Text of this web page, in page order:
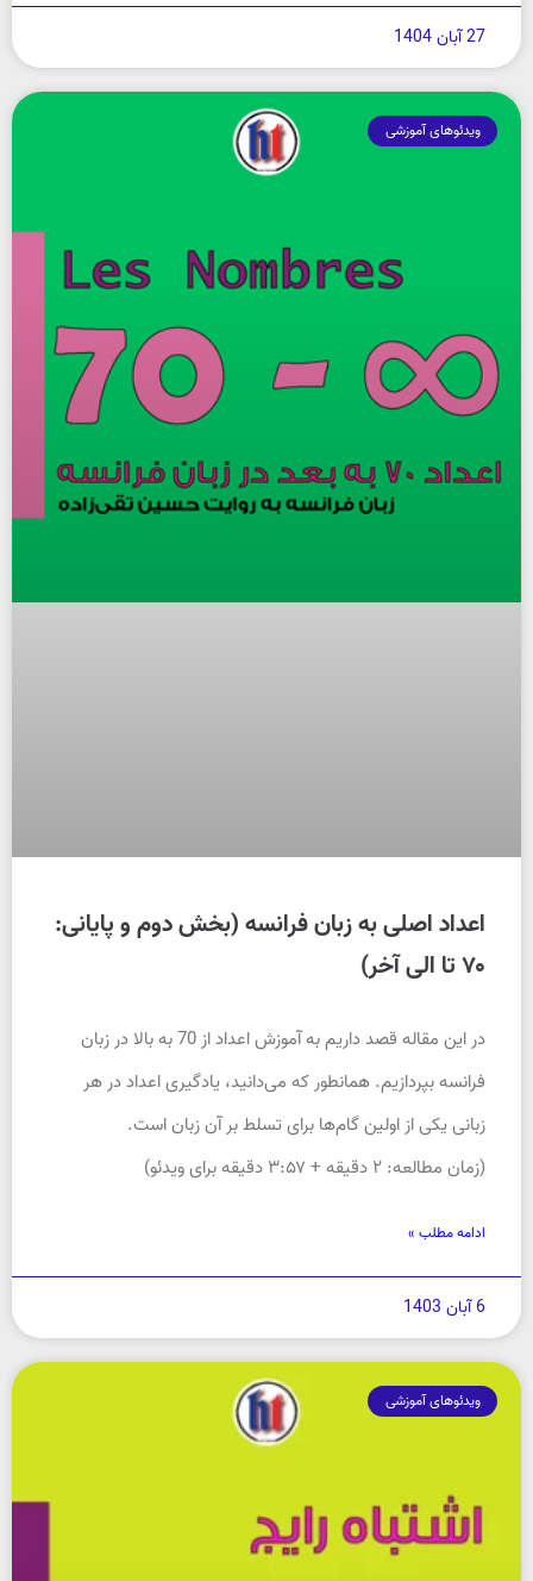
27 آبان 1404
ویدئوهای آموزشی
اعداد اصلی به زبان فرانسه (بخش دوم و پایانی:
۷۰ تا الی آخر)
در این مقاله قصد داریم به آموزش اعداد از 70 به بالا در زبان
فرانسه بپردازیم. همانطور که می‌دانید، یادگیری اعداد در هر
زبانی یکی از اولین گام‌ها برای تسلط بر آن زبان است.
(زمان مطالعه: ۲ دقیقه + ۳:۵۷ دقیقه برای ویدئو)
ادامه مطلب »
6 آبان 1403
ویدئوهای آموزشی